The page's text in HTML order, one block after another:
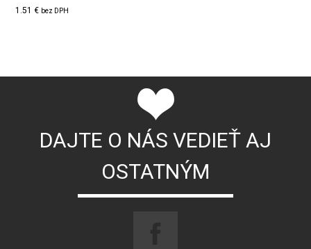
1.51 € bez DPH
DAJTE O NÁS VEDIEŤ AJ
OSTATNÝM